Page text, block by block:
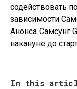
содействовать
зависимости
Анонса Самсунг
накануне до
In this